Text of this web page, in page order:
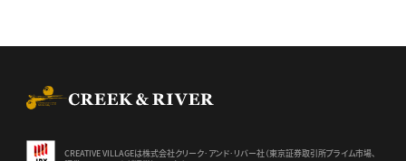
CREATIVE VILLAGEは株式会社クリーク･アンド･リバー社（東京証券取引所プライム市場、